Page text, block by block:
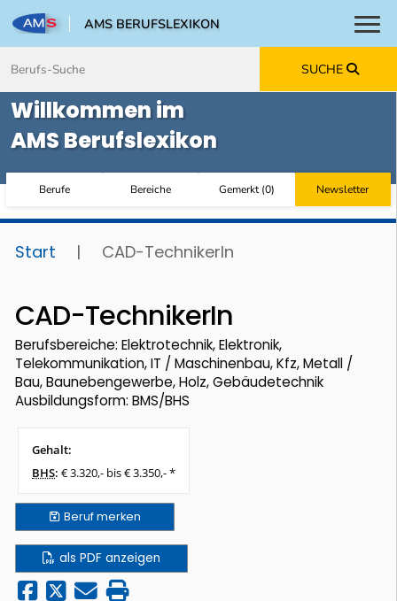
AMS BERUFSLEXIKON
SUCHE
Willkommen im
AMS Berufslexikon
Berufe Bereiche Gemerkt(0) Newsletter
Start | CAD-TechnikerIn
CAD-TechnikerIn
Berufsbereiche: Elektrotechnik, Elektronik,
Telekommunikation, IT / Maschinenbau, Kfz, Metall /
Bau, Baunebengewerbe, Holz, Gebäudetechnik
Ausbildungsform: BMS/BHS
Gehalt:
BHS: € 3.320,- bis € 3.350,- *
Berufmerken
als PDF anzeigen